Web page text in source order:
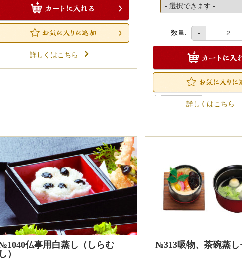
詳しくはこちら
数量: -
詳しくはこちら
仏事用白蒸し（しらむ
し）
№313吸物、茶碗蒸し